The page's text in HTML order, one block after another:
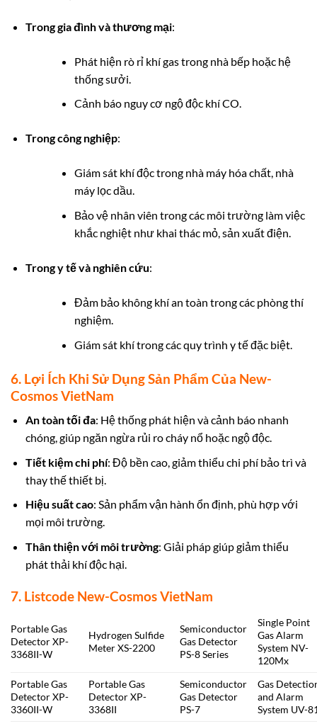
Trong gia đình và thương mại:
Phát hiện rò rỉ khí gas trong nhà bếp hoặc hệ
thống sưởi.
Cảnh báo nguy cơ ngộ độc khí CO.
Trong công nghiệp:
Giám sát khí độc trong nhà máy hóa chất, nhà
máy lọc dầu.
Bảo vệ nhân viên trong các môi trường làm việc
khắc nghiệt như khai thác mỏ, sản xuất điện.
Trong y tế và nghiên cứu:
Đảm bảo không khí an toàn trong các phòng thí
nghiệm.
Giám sát khí trong các quy trình y tế đặc biệt.
6. Lợi Ích Khi Sử Dụng Sản Phẩm Của New-
Cosmos VietNam
An toàn tối đa: Hệ thống phát hiện và cảnh báo nhanh
chóng, giúp ngăn ngừa rủi ro cháy nổ hoặc ngộ độc.
Tiết kiệm chi phí: Độ bền cao, giảm thiểu chi phí bảo trì và
thay thế thiết bị.
Hiệu suất cao: Sản phẩm vận hành ổn định, phù hợp với
mọi môi trường.
Thân thiện với môi trường: Giải pháp giúp giảm thiểu
phát thải khí độc hại.
7. Listcode New-Cosmos VietNam
Portable Gas
Detector XP-
3368II-W
Hydrogen Sulfide
Meter XS-2200
Semiconductor
Gas Detector
PS-8 Series
Single Point
Gas Alarm
System NV-
120Mx
Portable Gas
Detector XP-
3360II-W
Portable Gas
Detector XP-
3368II
Semiconductor
Gas Detector
PS-7
Gas
and Alarm
System UV-